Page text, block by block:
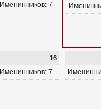
Именинников: 7
16
Именинников: 7